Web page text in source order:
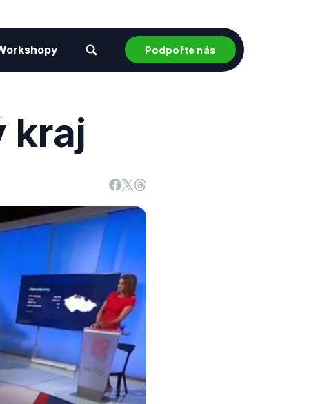
Podpořte nás
kraj